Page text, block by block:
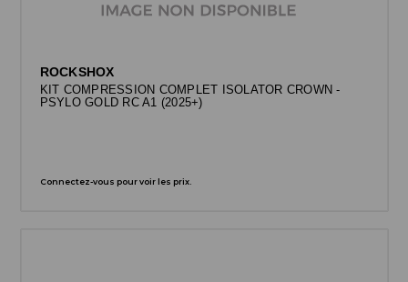
ROCKSHOX
KIT COMPRESSION COMPLET ISOLATOR CROWN -
PSYLO GOLD RC A1 (2025+)
Connectez-vous pour voir les prix.